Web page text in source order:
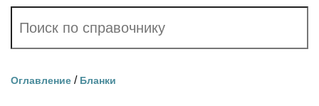
Оглавление / Бланки